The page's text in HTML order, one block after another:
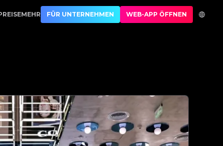
Authentication
MEHR FÜR UNTERNEHMEN WEB-APP ÖFFNEN